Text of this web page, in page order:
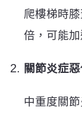
爬樓梯時
倍，可能加
關節炎症
中重度關